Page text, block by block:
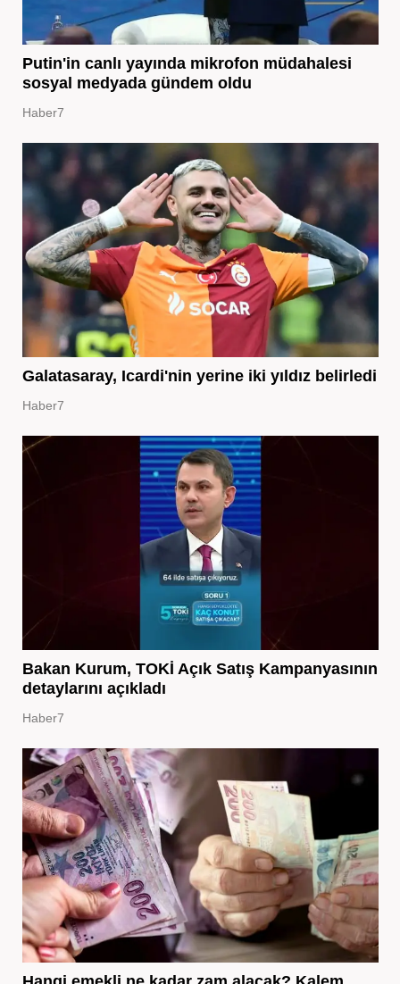
Putin'in canlı yayında mikrofon müdahalesi
sosyal medyada gündem oldu
Haber7
Galatasaray, Icardi'nin yerine iki yıldız belirledi
Haber7
Bakan Kurum, TOKİ Açık Satış Kampanyasının
detaylarını açıkladı
Haber7